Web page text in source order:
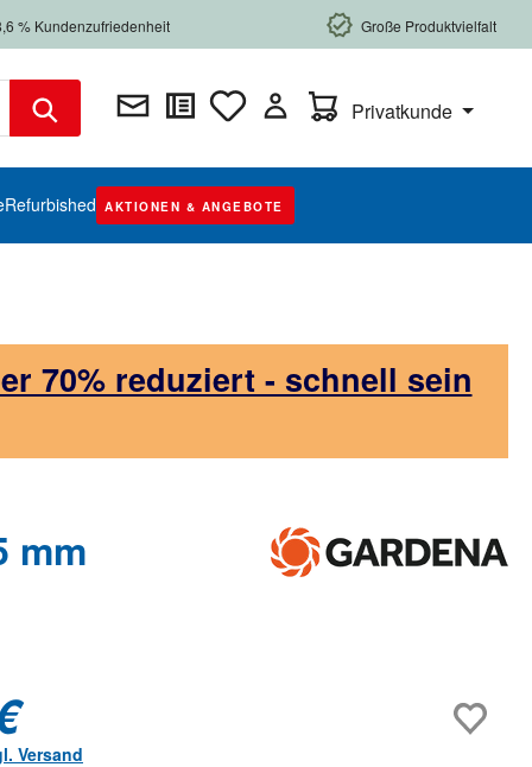
% Kundenzufriedenheit Große Produktvielfalt
Warenkorb enthält 0
Privatkunde
Refurbished AKTIONEN & ANGEBOTE
70% reduziert - schnell sein
mm
Versand